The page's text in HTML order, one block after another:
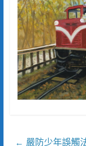
← 嚴防少年誤觸